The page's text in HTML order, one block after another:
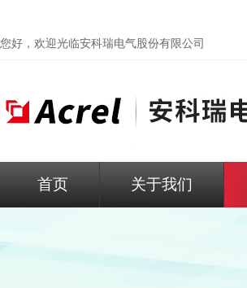
您好，欢迎光临安科瑞电气股份有限公司
首页 关于我们